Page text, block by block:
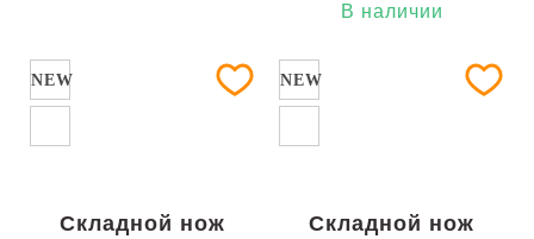
В наличии
NEW
Складной нож
NEW
Складной нож